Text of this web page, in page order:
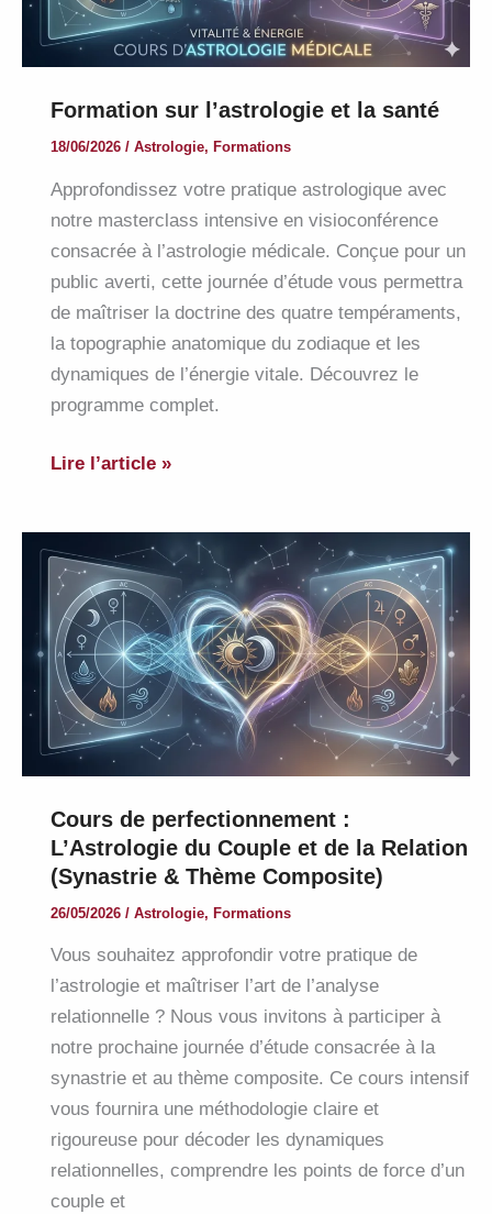
Formation sur l’astrologie et la santé
18/06/2026 / Astrologie, Formations
Approfondissez votre pratique astrologique avec
notre masterclass intensive en visioconférence
consacrée à l’astrologie médicale. Conçue pour un
public averti, cette journée d’étude vous permettra
de maîtriser la doctrine des quatre tempéraments,
la topographie anatomique du zodiaque et les
dynamiques de l’énergie vitale. Découvrez le
programme complet.
Formation
et
la
santé
Lire l’article »
Cours de perfectionnement :
L’Astrologie du Couple et de la Relation
(Synastrie & Thème Composite)
26/05/2026 / Astrologie, Formations
Vous souhaitez approfondir votre pratique de
l’astrologie et maîtriser l’art de l’analyse
relationnelle ? Nous vous invitons à participer à
notre prochaine journée d’étude consacrée à la
synastrie et au thème composite. Ce cours intensif
vous fournira une méthodologie claire et
rigoureuse pour décoder les dynamiques
relationnelles, comprendre les points de force d’un
couple et